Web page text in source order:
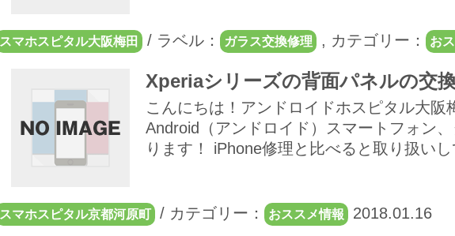
スマホスピタル大阪梅田 / ラベル： ガラス交換修理 , カテゴリー： お
Xperiaシリーズの背面パネルの交換
こんにちは！アンドロイドホスピタル大阪
Android（アンドロイド）スマートフォン
ります！ iPhone修理と比べると取り扱い
スマホスピタル京都河原町 / カテゴリー： おススメ情報 2018.01.16